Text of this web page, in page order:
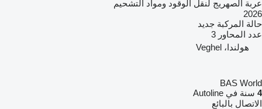
عربة الصهريج لنقل الوقود ومواد التشحيم
2026
حالة المركبة جديد
عدد المحاور 3
هولندا، Veghel
BAS World
4 سنة في Autoline
الاتصال بالبائع